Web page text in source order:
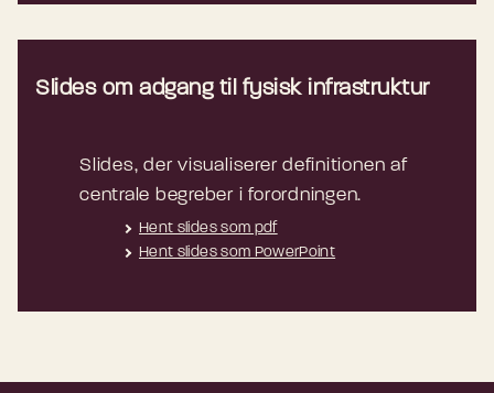
Slides om adgang til fysisk infrastruktur
Slides, der visualiserer definitionen af
centrale begreber i forordningen.
Hent slides som pdf
Hent slides som PowerPoint